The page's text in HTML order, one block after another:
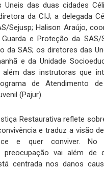
Uneis das duas cidades
da CIJ; a delegada
Sejusp; Halison Araújo,
e Proteção da SAS/
da SAS; os diretores das
e da Unidade
além das instrutoras que
de Atendimento
(Pajur).
Restaurativa reflete
e traduz a visão
e quer conviver. No
preocupação vai além de
centrada nos danos